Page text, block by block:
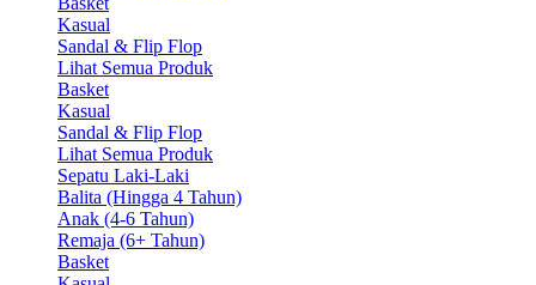
Kasual
Sandal & Flip Flop
Lihat Semua Produk
Basket
Kasual
Sandal & Flip Flop
Lihat Semua Produk
Sepatu Laki-Laki
Balita (Hingga 4 Tahun)
Anak (4-6 Tahun)
Remaja (6+ Tahun)
Basket